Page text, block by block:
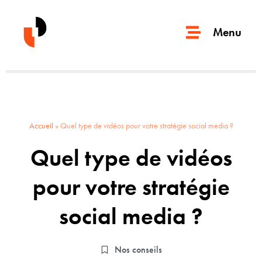
Menu
Accueil »Quel type de vidéos pour votre stratégie social media ?
Quel type de vidéos
pour votre stratégie
social media ?
Nos conseils